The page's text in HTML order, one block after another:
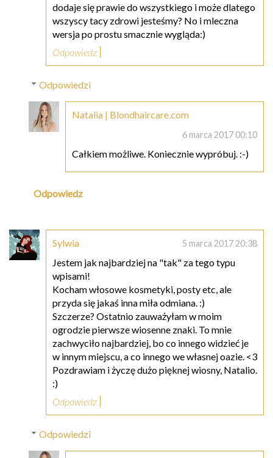
dodaje się prawie do wszystkiego i może dlatego
wszyscy tacy zdrowi jesteśmy? No i mleczna
wersja po prostu smacznie wygląda:)
Odpowiedz
Odpowiedzi
Natalia | Blondhaircare.com
6 marca 2017 00:10
Całkiem możliwe. Koniecznie wypróbuj. :-)
Odpowiedz
Sylwia 5 marca 2017 20:38
Jestem jak najbardziej na "tak" za tego typu
wpisami!
Kocham włosowe kosmetyki, posty etc, ale
przyda się jakaś inna miła odmiana. :)
Szczerze? Ostatnio zauważyłam w moim
ogrodzie pierwsze wiosenne znaki. To mnie
zachwyciło najbardziej, bo co innego widzieć je
w innym miejscu, a co innego we własnej oazie. <3
Pozdrawiam i życzę dużo pięknej wiosny, Natalio.
:)
Odpowiedz
Odpowiedzi